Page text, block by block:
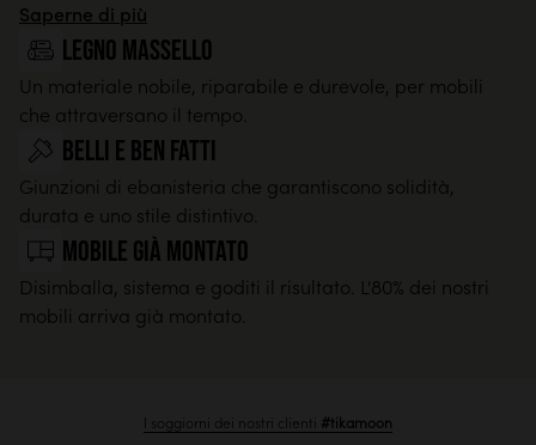
Saperne di più
legno massello
Un materiale nobile, riparabile e durevole, per mobili
che attraversano il tempo.
Belli e ben fatti
Giunzioni di ebanisteria che garantiscono solidità,
durata e uno stile distintivo.
Mobile già montato
Disimballa, sistema e goditi il risultato. L'80% dei nostri
mobili arriva già montato.
I soggiorni dei nostri clienti #tikamoon